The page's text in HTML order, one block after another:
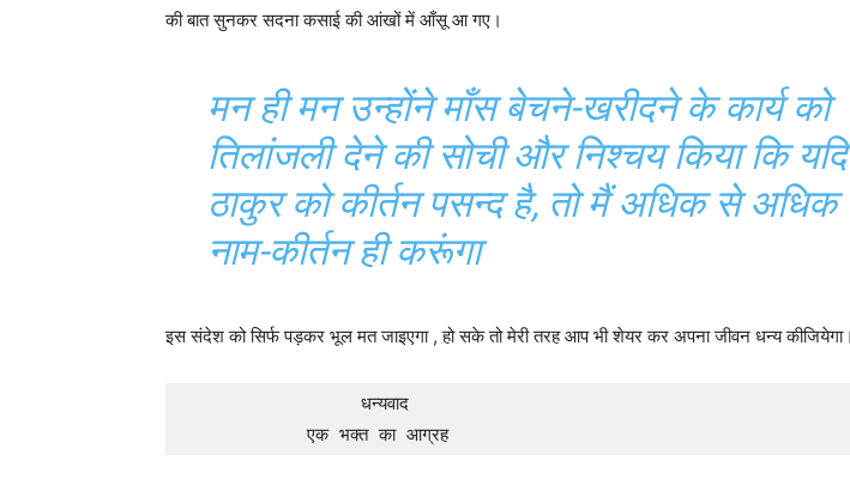
की बात सुनकर सदना कसाई की आंखों में आँसू आ गए।
मन ही मन उन्होंने माँस बेचने-खरीदने के कार्य को
तिलांजली देने की सोची और निश्चय किया कि
ठाकुर को कीर्तन पसन्द है, तो मैं अधिक से
नाम-कीर्तन ही करूंगा
इस संदेश को सिर्फ पड़कर भूल मत जाइएगा , हो सके तो मेरी तरह आप भी शेयर कर अपना जीवन धन्य कीजियेगा।
            एक भक्त का आग्रह